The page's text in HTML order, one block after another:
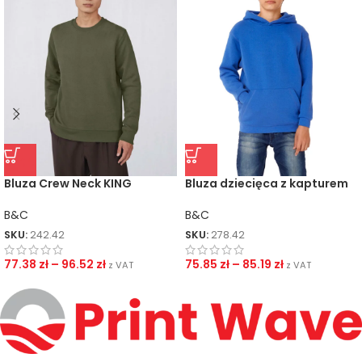
Bluza Crew Neck KING
B&C
SKU: 242.42
77.38 zł – 96.52 zł z VAT
Bluza dziecięca z kapturem
B&C
SKU: 278.42
75.85 zł – 85.19 zł z VAT